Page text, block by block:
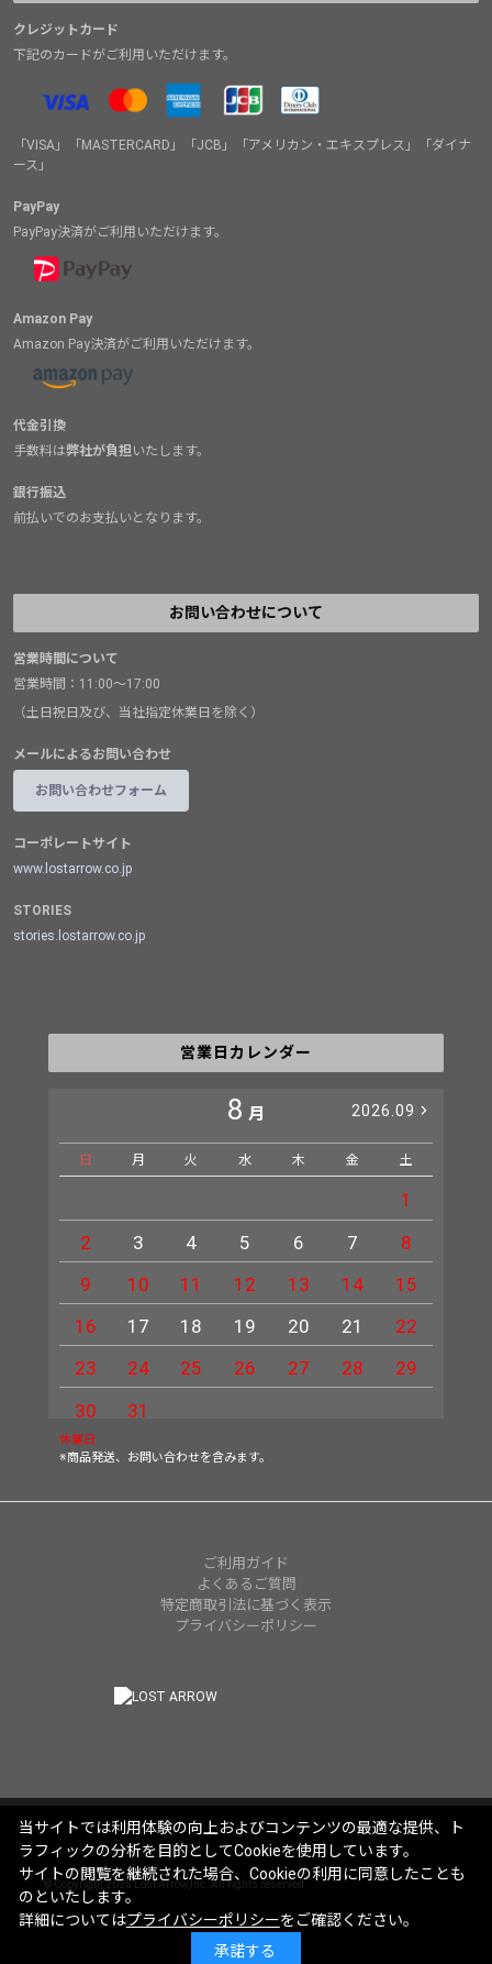
クレジットカード
下記のカードがご利用いただけます。
「VISA」「MASTERCARD」「JCB」「アメリカン・エキスプレス」「ダイナ
ース」
PayPay
PayPay決済がご利用いただけます。
Amazon Pay
Amazon Pay決済がご利用いただけます。
代金引換
手数料は弊社が負担いたします。
銀行振込
前払いでのお支払いとなります。
お問い合わせについて
営業時間について
営業時間：11:00～17:00
（土日祝日及び、当社指定休業日を除く）
メールによるお問い合わせ
お問い合わせフォーム
コーポレートサイト
www.lostarrow.co.jp
STORIES
stories.lostarrow.co.jp
営業日カレンダー
8 月 2026.09
日 月 火 水 木 金 土
1
2
3 4 5 6 7
8
9
10 11 12 13 14
15
16
17 18 19 20 21
22
23
24 25 26 27 28
29
30
31
休業日
※商品発送、お問い合わせを含みます。
ご利用ガイド
よくあるご質問
特定商取引法に基づく表示
プライバシーポリシー
© Copyright 2025 Lost Arrow,Inc. All rights reserved.
当サイトでは利用体験の向上およびコンテンツの最適な提供、ト
ラフィックの分析を目的としてCookieを使用しています。
サイトの閲覧を継続された場合、Cookieの利用に同意したことも
のといたします。
詳細についてはプライバシーポリシーをご確認ください。
承諾する